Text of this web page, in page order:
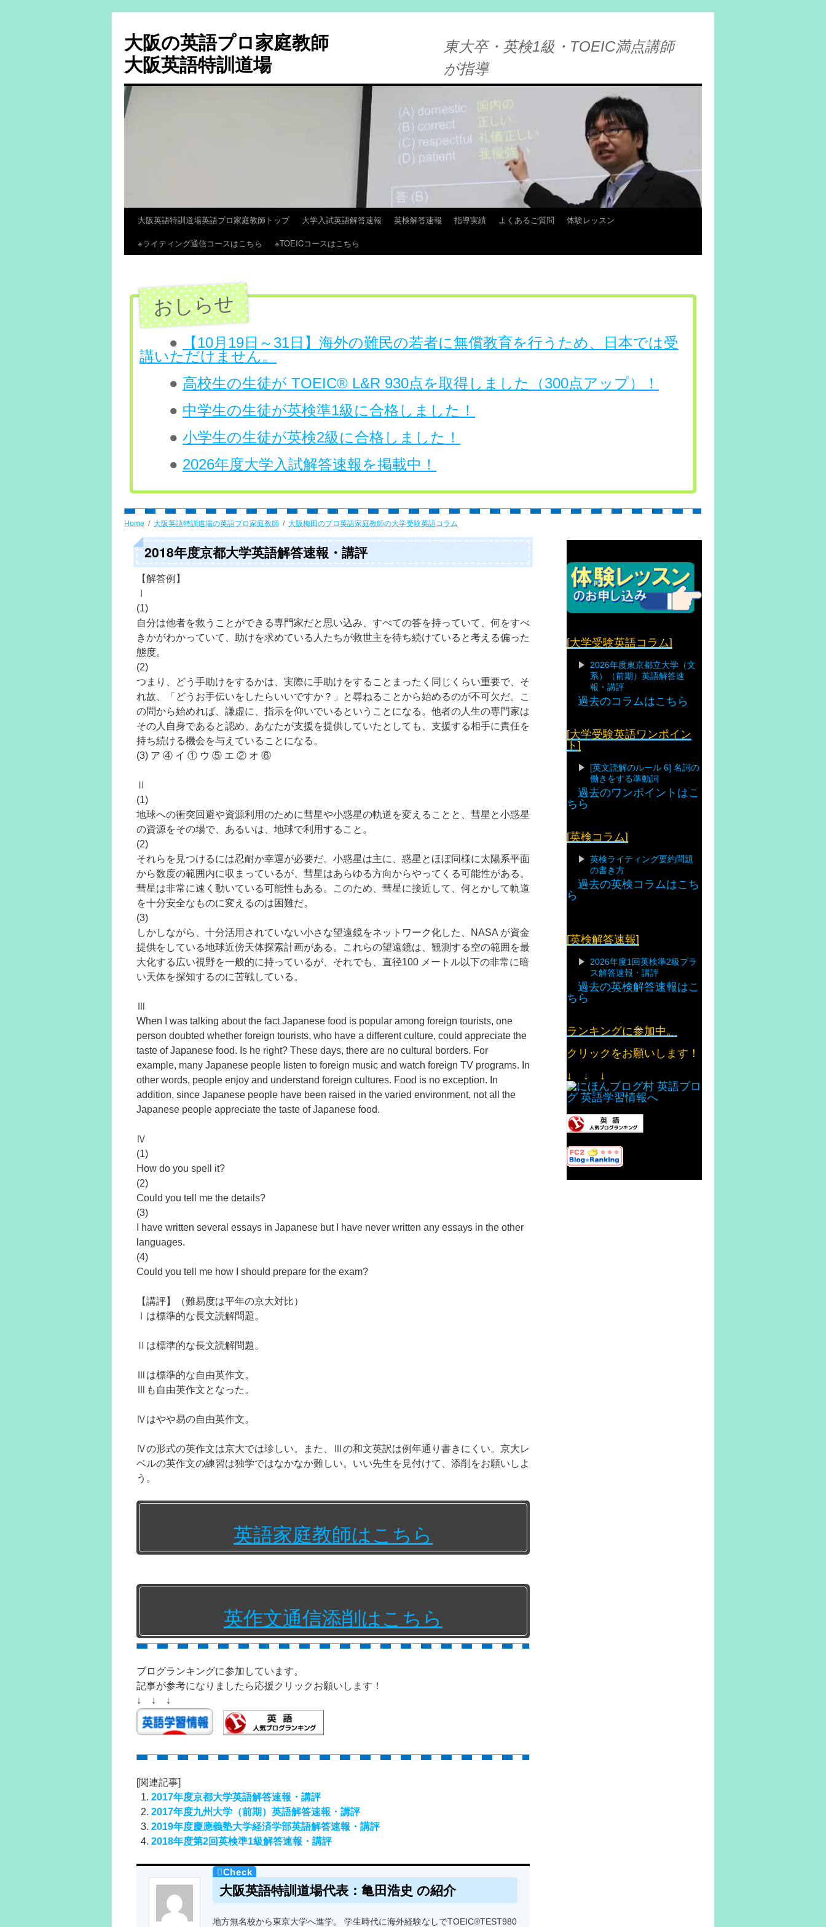
大阪の英語プロ家庭教師
大阪英語特訓道場
東大卒・英検1級・TOEIC満点講師
が指導
大阪英語特訓道場英語プロ家庭教師トップ 大学入試英語解答速報 英検解答速報 指導実績 よくあるご質問
体験レッスン
※ライティング通信コースはこちら
※TOEICコースはこちら
●
【10月19日～31日】海外の難民の若者に無償教育を行うため、日本では受
講いただけません。
● 高校生の生徒が TOEIC® L&R 930点を取得しました（300点アップ）！
● 中学生の生徒が英検準1級に合格しました！
● 小学生の生徒が英検2級に合格しました！
● 2026年度大学入試解答速報を掲載中！
Home 大阪英語特訓道場の英語プロ家庭教師 大阪梅田のプロ英語家庭教師の大学受験英語コラム
2018年度京都大学英語解答速報・講評
【解答例】
Ⅰ
(1)
自分は他者を救うことができる専門家だと思い込み、すべての答を持っていて、何をすべ
きかがわかっていて、助けを求めている人たちが救世主を待ち続けていると考える偏った
態度。
(2)
つまり、どう手助けをするかは、実際に手助けをすることまったく同じくらい重要で、そ
れ故、「どうお手伝いをしたらいいですか？」と尋ねることから始めるのが不可欠だ。こ
の問から始めれば、謙虚に、指示を仰いでいるということになる。他者の人生の専門家は
その人自身であると認め、あなたが支援を提供していたとしても、支援する相手に責任を
持ち続ける機会を与えていることになる。
(3) ア ④ イ ① ウ ⑤ エ ② オ ⑥
Ⅱ
(1)
地球への衝突回避や資源利用のために彗星や小惑星の軌道を変えることと、彗星と小惑星
の資源をその場で、あるいは、地球で利用すること。
(2)
それらを見つけるには忍耐か幸運が必要だ。小惑星は主に、惑星とほぼ同様に太陽系平面
から数度の範囲内に収まっているが、彗星はあらゆる方向からやってくる可能性がある。
彗星は非常に速く動いている可能性もある。このため、彗星に接近して、何とかして軌道
を十分安全なものに変えるのは困難だ。
(3)
しかしながら、十分活用されていない小さな望遠鏡をネットワーク化した、NASA が資金
提供をしている地球近傍天体探索計画がある。これらの望遠鏡は、観測する空の範囲を最
大化する広い視野を一般的に持っているが、それでも、直径100 メートル以下の非常に暗
い天体を探知するのに苦戦している。
Ⅲ
When I was talking about the fact Japanese food is popular among foreign tourists, one
person doubted whether foreign tourists, who have a different culture, could appreciate the
taste of Japanese food. Is he right? These days, there are no cultural borders. For
example, many Japanese people listen to foreign music and watch foreign TV programs. In
other words, people enjoy and understand foreign cultures. Food is no exception. In
addition, since Japanese people have been raised in the varied environment, not all the
Japanese people appreciate the taste of Japanese food.
Ⅳ
(1)
How do you spell it?
(2)
Could you tell me the details?
(3)
I have written several essays in Japanese but I have never written any essays in the other
languages.
(4)
Could you tell me how I should prepare for the exam?
【講評】（難易度は平年の京大対比）
Ⅰは標準的な長文読解問題。
Ⅱは標準的な長文読解問題。
Ⅲは標準的な自由英作文。
Ⅲも自由英作文となった。
Ⅳはやや易の自由英作文。
Ⅳの形式の英作文は京大では珍しい。また、Ⅲの和文英訳は例年通り書きにくい。京大レ
ベルの英作文の練習は独学ではなかなか難しい。いい先生を見付けて、添削をお願いしよ
う。
英語家庭教師はこちら
英作文通信添削はこちら
ブログランキングに参加しています。
記事が参考になりましたら応援クリックお願いします！
↓ ↓ ↓
[関連記事]
2017年度京都大学英語解答速報・講評
2017年度九州大学（前期）英語解答速報・講評
2019年度慶應義塾大学経済学部英語解答速報・講評
2018年度第2回英検準1級解答速報・講評
大阪英語特訓道場代表：亀田浩史 の紹介
地方無名校から東京大学へ進学。 学生時代に海外経験なしでTOEIC®TEST980
[大学受験英語コラム]
2026年度東京都立大学（文
系）（前期）英語解答速
報・講評
過去のコラムはこちら
[大学受験英語ワンポイン
ト]
[英文読解のルール 6] 名詞の
働きをする準動詞
過去のワンポイントはこ
ちら
[英検コラム]
英検ライティング要約問題
の書き方
過去の英検コラムはこち
ら
[英検解答速報]
2026年度1回英検準2級プラ
ス解答速報・講評
過去の英検解答速報はこ
ちら
ランキングに参加中。
クリックをお願いします！
↓ ↓ ↓